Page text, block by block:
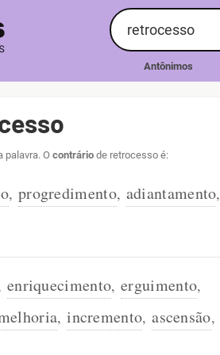
Antônimos
palavra. O contrário de retrocesso é:
, progredimento, adiantamento,
enriquecimento, erguimento,
, incremento, ascensão,